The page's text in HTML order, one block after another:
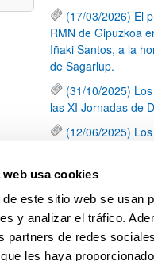
web usa cookies
este sitio web se usan
y analizar el tráfico.
partners de redes
les haya
(17/03/2026) El
RMN de Gipuzkoa
Iñaki Santos, a la
de Sagarlup.
(31/10/2025)
las XI Jornadas de
(12/06/2025)
una caracterización